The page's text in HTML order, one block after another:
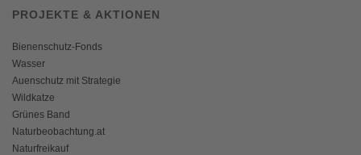
PROJEKTE & AKTIONEN
Bienenschutz-Fonds
Wasser
Auenschutz mit Strategie
Wildkatze
Grünes Band
Naturbeobachtung.at
Naturfreikauf